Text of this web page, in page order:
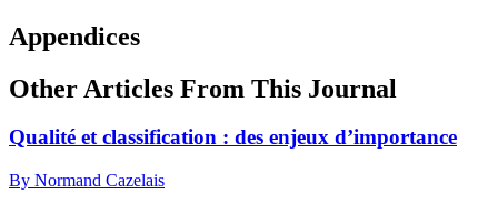
Appendices
Other Articles From This Journal
Qualité et classification : des enjeux d’importance
By Normand Cazelais